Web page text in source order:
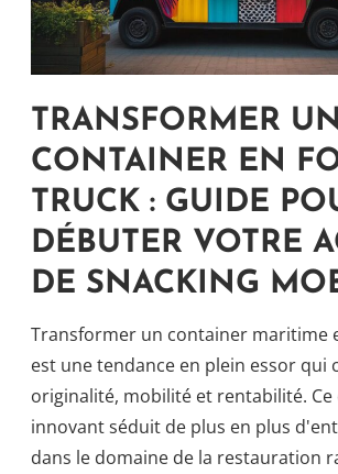
TRANSFORMER UN
CONTAINER EN
TRUCK : GUIDE
DÉBUTER VOTRE
DE SNACKING
Transformer un container maritime
est une tendance en plein essor qui
originalité, mobilité et rentabilité. Ce
innovant séduit de plus en plus
dans le domaine de la restauration